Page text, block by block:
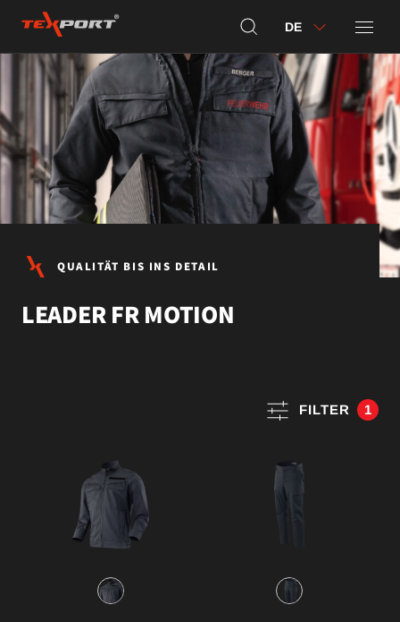
DE
QUALITÄT BIS INS DETAIL
LEADER FR MOTION
FILTER 1